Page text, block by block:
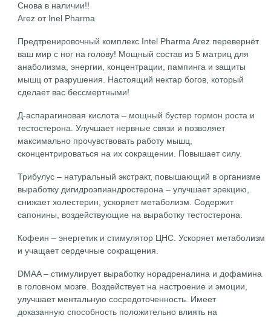
Снова в наличии!!
Arez от Inel Pharma
Предтренировочный комплекс Intel Pharma Arez перевернёт
ваш мир с ног на голову! Мощный состав из 5 матриц для
анаболизма, энергии, концентрации, пампинга и защиты
мышц от разрушения. Настоящий нектар богов, который
сделает вас бессмертными!
Д-аспарагиновая кислота – мощный бустер гормон роста и
тестостерона. Улучшает нервные связи и позволяет
максимально прочувствовать работу мышц,
сконцентрироваться на их сокращении. Повышает силу.
Трибулус – натуральный экстракт, повышающий в организме
выработку дигидроэпиандростерона – улучшает эрекцию,
снижает холестерин, ускоряет метаболизм. Содержит
сапонины, воздействующие на выработку тестостерона.
Кофеин – энергетик и стимулятор ЦНС. Ускоряет метаболизм
и учащает сердечные сокращения.
DMAA – стимулирует выработку норадреналина и дофамина
в головном мозге. Воздействует на настроение и эмоции,
улучшает ментальную сосредоточенность. Имеет
доказанную способность положительно влиять на